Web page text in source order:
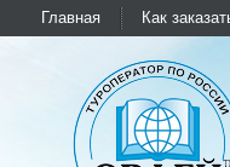
Главная Как